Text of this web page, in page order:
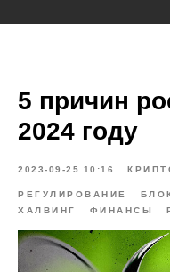
5 причин
2024 году
2023-09-25 10:16
РЕГУЛИРОВАНИЕ
ХАЛВИНГ
ФИНАНСЫ